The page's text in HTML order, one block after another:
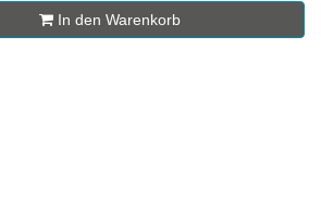
In den Warenkorb